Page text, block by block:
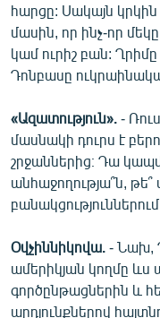
հարցը: Սակայն կրկին
մասին, որ ինչ-որ
կամ ուրիշ բան:
Դոնբասը
«Ազատություն». -
մասնակի դուրս է
շրջաններից։ Դա
անհաջողությա՞ն,
Օվչիննիկովա. - Նախ,
ամերիկյան կողմը ևս
գործընթացներին և
արդյունքներով